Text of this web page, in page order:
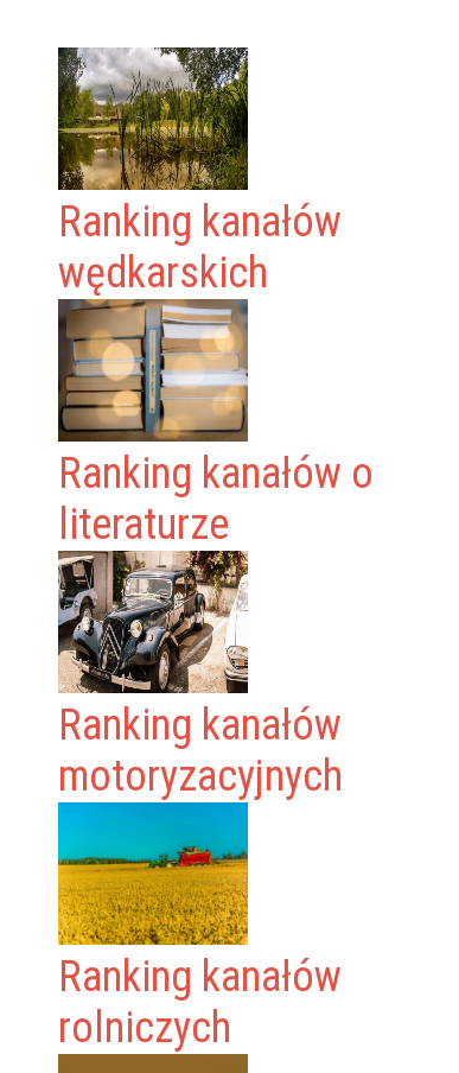
Ranking kanałów
wędkarskich
Ranking kanałów o
literaturze
Ranking kanałów
motoryzacyjnych
Ranking kanałów
rolniczych